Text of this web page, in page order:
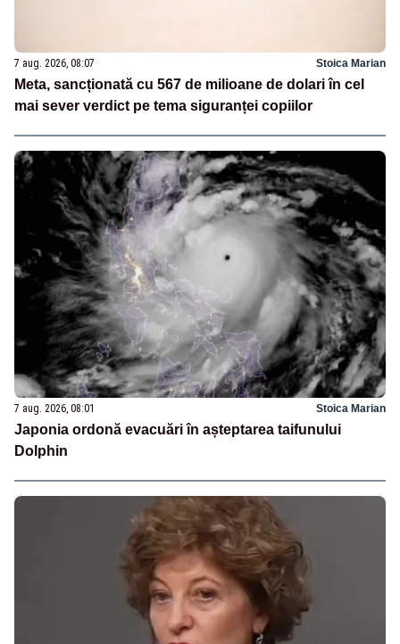
7 aug. 2026, 08:07 Stoica Marian
Meta, sancționată cu 567 de milioane de dolari în cel
mai sever verdict pe tema siguranței copiilor
7 aug. 2026, 08:01 Stoica Marian
Japonia ordonă evacuări în așteptarea taifunului
Dolphin